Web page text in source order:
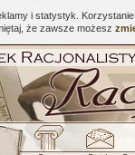
i statystyk.
że zawsze możesz